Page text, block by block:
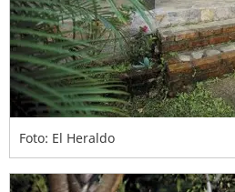
Foto: El Heraldo